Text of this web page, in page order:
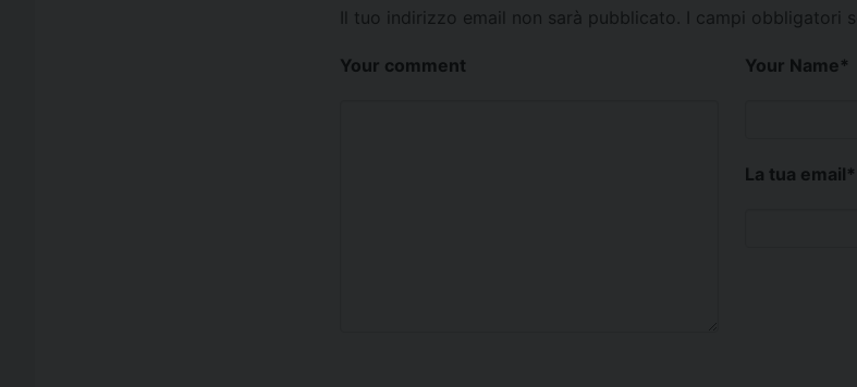
Il tuo indirizzo email non sarà pubblicato. I campi obbligatori
Your comment Your Name*
La tua email*